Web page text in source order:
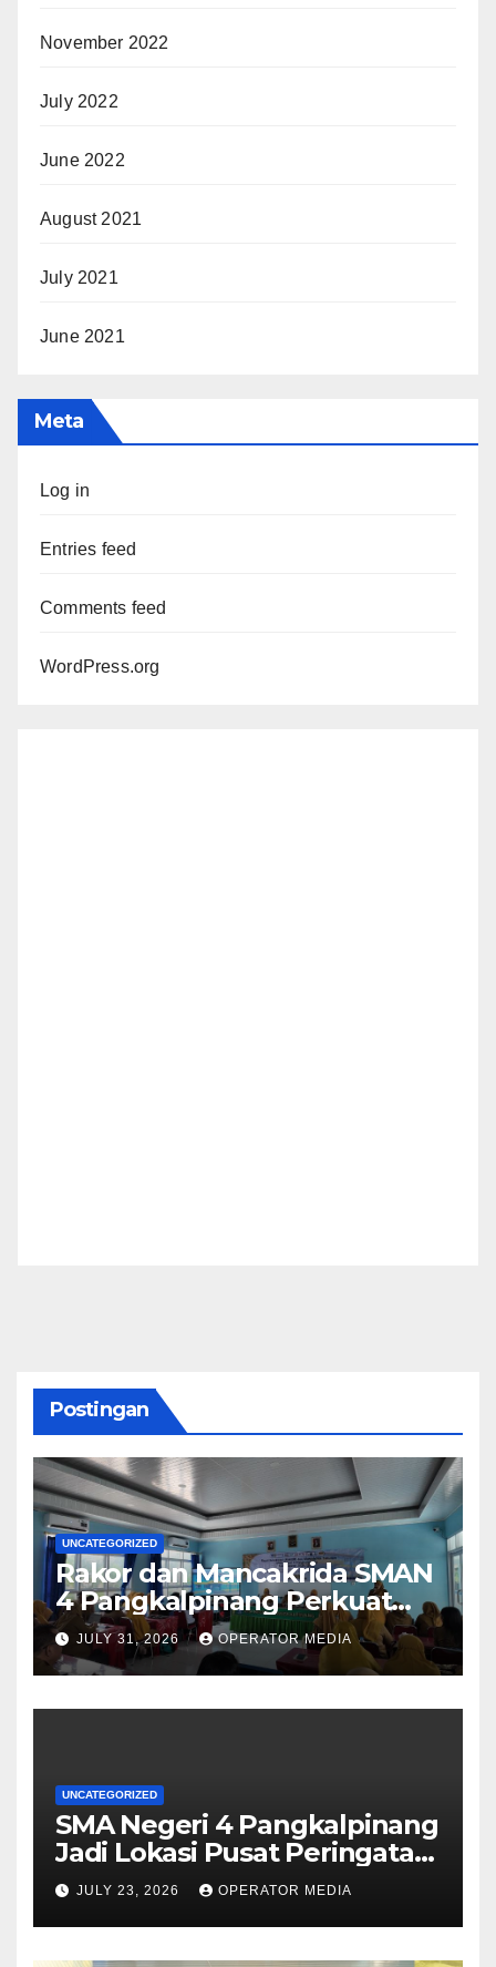
November 2022
July 2022
June 2022
August 2021
July 2021
June 2021
Meta
Log in
Entries feed
Comments feed
WordPress.org
Postingan
UNCATEGORIZED
Rakor dan Mancakrida SMAN
4 Pangkalpinang Perkuat
Kolaborasi Wujudkan
Sekolah Aman, Nyaman, dan
Menyenangkan
JULY 31, 2026 OPERATOR MEDIA
UNCATEGORIZED
SMA Negeri 4 Pangkalpinang
Jadi Lokasi Pusat Peringatan
Hari Anak Nasional 2026 di
Bangka Belitung
JULY 23, 2026 OPERATOR MEDIA